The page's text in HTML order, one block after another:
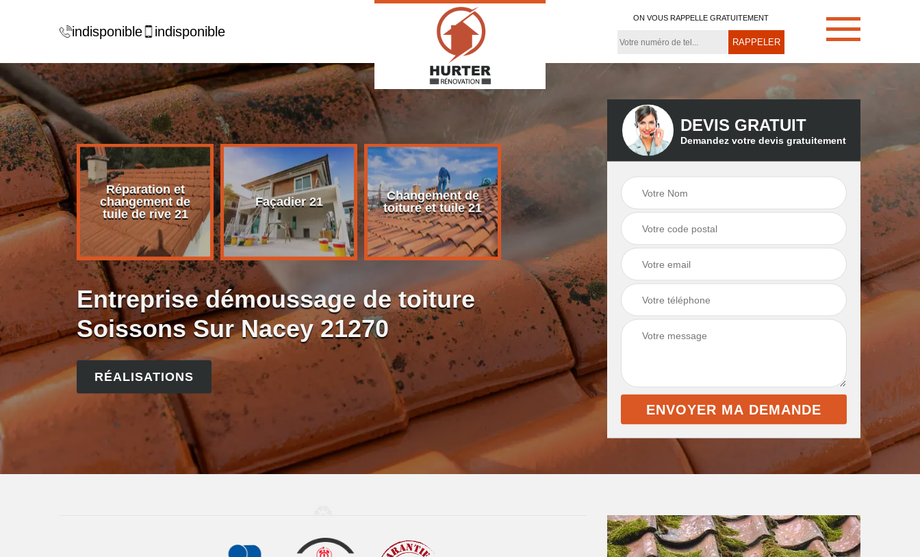
indisponible indisponible
ON VOUS RAPPELLE GRATUITEMENT
de
21
Réparation et
changement de
tuile de rive 21
Façadier 21
Changement de
toiture et tuile 21
Démoussage de
toiture 21
Couvreur zingueur
Entreprise démoussage de toiture
Soissons Sur Nacey 21270
RÉALISATIONS
DEVIS GRATUIT
Demandez votre devis gratuitement